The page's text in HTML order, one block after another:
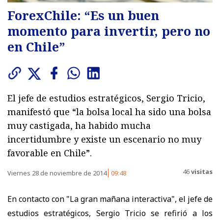
ForexChile: “Es un buen
momento para invertir, pero no
en Chile”
El jefe de estudios estratégicos, Sergio Tricio,
manifestó que “la bolsa local ha sido una bolsa
muy castigada, ha habido mucha
incertidumbre y existe un escenario no muy
favorable en Chile”.
Viernes 28 de noviembre de 2014 09:48 46visitas
En contacto con "La gran mañana interactiva", el jefe de
estudios estratégicos, Sergio Tricio se refirió a los